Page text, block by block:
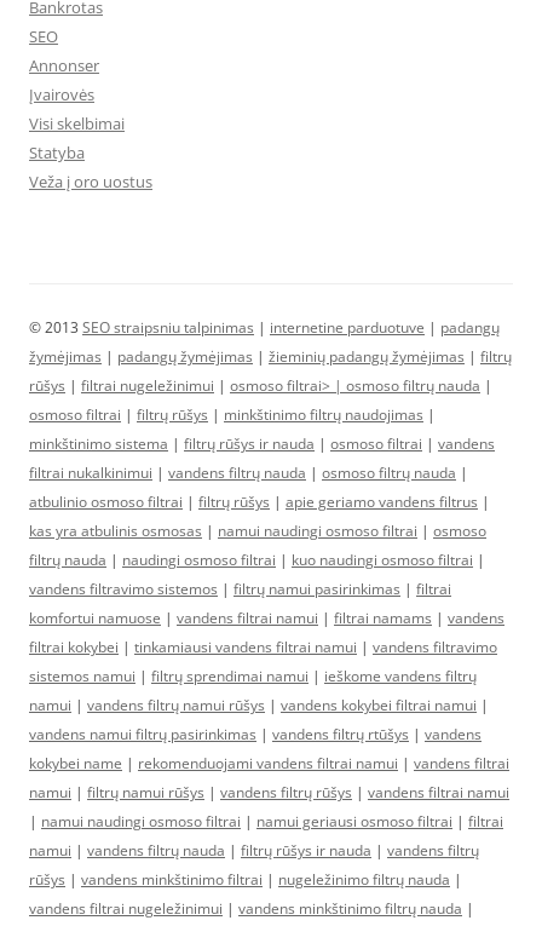
Bankrotas
SEO
Annonser
Įvairovės
Visi skelbimai
Statyba
Veža į oro uostus
© 2013 SEO straipsniu talpinimas | internetine parduotuve | padangų
žymėjimas | padangų žymėjimas | žieminių padangų žymėjimas | filtrų
rūšys | filtrai nugeležinimui | osmoso filtrai> | osmoso filtrų nauda |
osmoso filtrai | filtrų rūšys | minkštinimo filtrų naudojimas |
minkštinimo sistema | filtrų rūšys ir nauda | osmoso filtrai | vandens
filtrai nukalkinimui | vandens filtrų nauda | osmoso filtrų nauda |
atbulinio osmoso filtrai | filtrų rūšys | apie geriamo vandens filtrus |
kas yra atbulinis osmosas | namui naudingi osmoso filtrai | osmoso
filtrų nauda | naudingi osmoso filtrai | kuo naudingi osmoso filtrai |
vandens filtravimo sistemos | filtrų namui pasirinkimas | filtrai
komfortui namuose | vandens filtrai namui | filtrai namams | vandens
filtrai kokybei | tinkamiausi vandens filtrai namui | vandens filtravimo
sistemos namui | filtrų sprendimai namui | ieškome vandens filtrų
namui | vandens filtrų namui rūšys | vandens kokybei filtrai namui |
vandens namui filtrų pasirinkimas | vandens filtrų rtūšys | vandens
kokybei name | rekomenduojami vandens filtrai namui | vandens filtrai
namui | filtrų namui rūšys | vandens filtrų rūšys | vandens filtrai namui
| namui naudingi osmoso filtrai | namui geriausi osmoso filtrai | filtrai
namui | vandens filtrų nauda | filtrų rūšys ir nauda | vandens filtrų
rūšys | vandens minkštinimo filtrai | nugeležinimo filtrų nauda |
vandens filtrai nugeležinimui | vandens minkštinimo filtrų nauda |